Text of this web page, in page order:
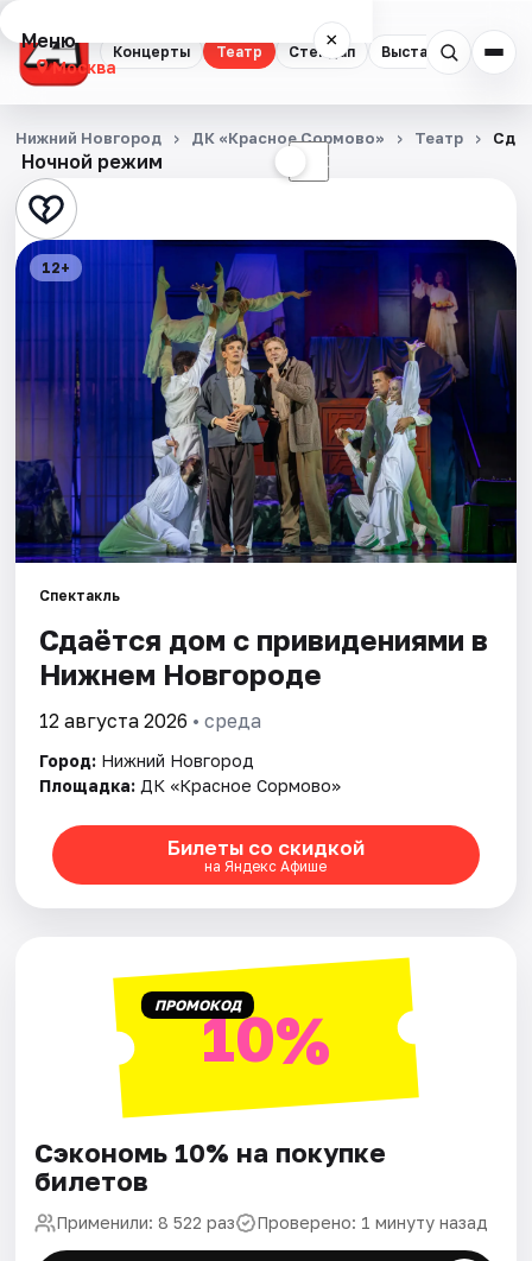
Концерты Театр Стендап Выставки
Меню ×
Москва
Концерты
Театр
Стендап
Квесты
Экскурсии
Спорт
События
Города
Площадки
Рейтинги
Ночной режим ☾
Нижний Новгород ДК «Красное Сормово» Театр
12+
Спектакль
Сдаётся дом с привидениями в
Нижнем Новгороде
12 августа 2026 • среда
Город: Нижний Новгород
Площадка: ДК «Красное Сормово»
Билеты со скидкой
на Яндекс Афише
ПРОМОКОД10%
Сэкономь 10% на покупке
билетов
Применили: 8 522 раз Проверено: 1 минуту назад